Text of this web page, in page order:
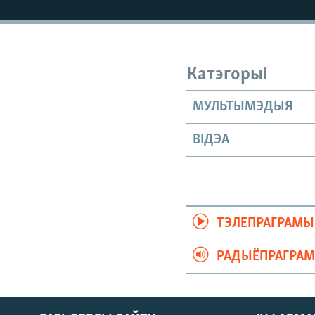
КАЛЯНДАР
НА ХВАЛЯХ СВАБОДЫ
Катэгорыі
МУЛЬТЫМЭДЫЯ
ВІДЭА
ТЭЛЕПРАГРАМЫ